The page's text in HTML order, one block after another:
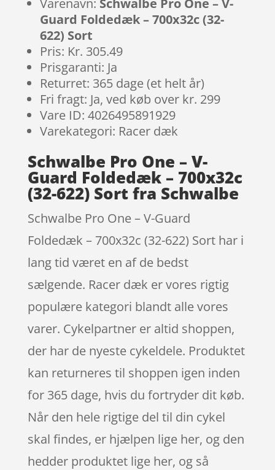
Guard Foldedæk – 700x32c (32-
622) Sort
Pris: Kr. 305.49
Prisgaranti: Ja
Returret: 365 dage (et helt år)
Fri fragt: Ja, ved køb over kr. 299
Vare ID: 4026495891929
Varekategori: Racer dæk
Schwalbe Pro One – V-
Guard Foldedæk – 700x32c
(32-622) Sort fra Schwalbe
Schwalbe Pro One – V-Guard
Foldedæk – 700x32c (32-622) Sort har i
lang tid været en af de bedst
sælgende. Racer dæk er vores rigtig
populære kategori blandt alle vores
varer. Cykelpartner er altid shoppen,
der har de nyeste cykeldele. Produktet
kan returneres til shoppen igen inden
for 365 dage, hvis du fortryder dit køb.
Når den hele rigtige del til din cykel
skal findes, er hjælpen lige her, og den
hedder produktet lige her, og så